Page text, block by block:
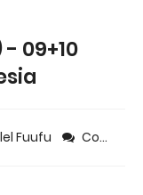
09+10
Fuufu Comment